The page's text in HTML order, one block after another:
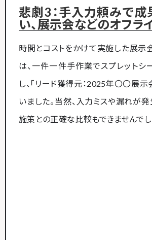
悲劇3：手入力頼みで成
い、展示会などのオフラ
時間とコストをかけて実施した展示
は、一件一件手作業でスプレットシ
し、「リード獲得元：2025年〇〇展示
いました。当然、入力ミスや漏れが発
施策との正確な比較もできませんでし